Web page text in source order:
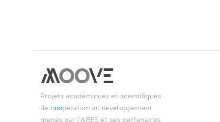
Projets académiques et scientifiques
de coopération au développement
menés par l'ARES et ses partenaires